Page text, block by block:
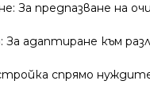
За предпазване на
адаптиране към
спрямо